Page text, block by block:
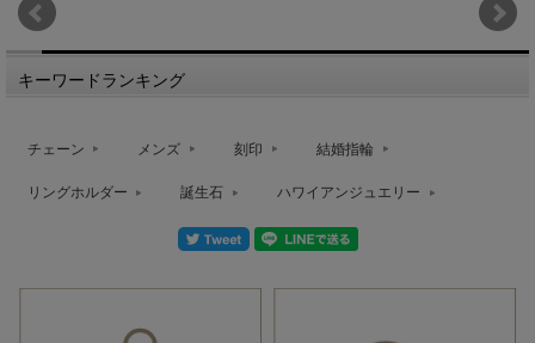
キーワードランキング
チェーン メンズ 刻印 結婚指輪
リングホルダー 誕生石 ハワイアンジュエリー